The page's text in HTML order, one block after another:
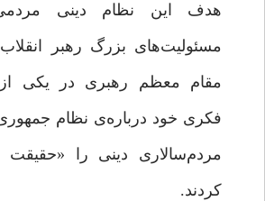
هدف این نظام دینی
مسئولیت‌های بزرگ رهبر
مقام معظم رهبری در یکی
فکری خود درباره‌ی نظام
مردم‌سالاری دینی را
کردند.